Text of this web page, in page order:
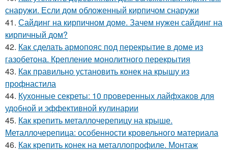
снаружи. Если дом обложенный кирпичом снаружи
41. Сайдинг на кирпичном доме. Зачем нужен сайдинг на
кирпичный дом?
42. Как сделать армопояс под перекрытие в доме из
газобетона. Крепление монолитного перекрытия
43. Как правильно установить конек на крышу из
профнастила
44. Кухонные секреты: 10 проверенных лайфхаков для
удобной и эффективной кулинарии
45. Как крепить металлочерепицу на крыше.
Металлочерепица: особенности кровельного материала
46. Как крепить конек на металлопрофиле. Монтаж